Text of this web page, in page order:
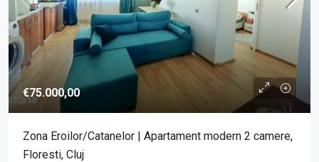
€75.000,00
Zona Eroilor/Catanelor | Apartament modern 2 camere,
Floresti, Cluj